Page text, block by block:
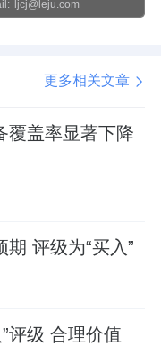
ljcj@leju.com
更多相关文章
覆盖率显著下降
评级为“买入”
评级 合理价值